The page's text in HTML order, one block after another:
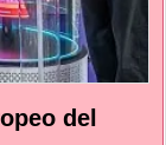
del